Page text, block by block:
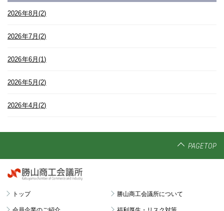
2026年8月(2)
2026年7月(2)
2026年6月(1)
2026年5月(2)
2026年4月(2)
PAGETOP
トップ 勝山商工会議所について